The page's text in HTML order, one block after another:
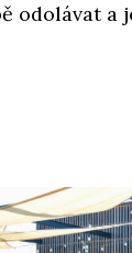
odolávat a